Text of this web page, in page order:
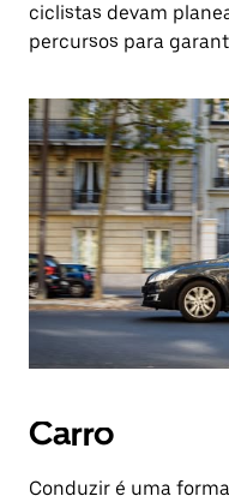
ciclistas devam
percursos para
Carro
Conduzir é uma